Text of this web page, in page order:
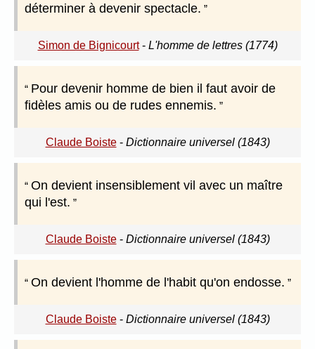
déterminer à devenir spectacle.
Simon de Bignicourt- L'homme de lettres (1774)
Pour devenir homme de bien il faut avoir de
fidèles amis ou de rudes ennemis.
Claude Boiste- Dictionnaire universel (1843)
On devient insensiblement vil avec un maître
qui l'est.
Claude Boiste- Dictionnaire universel (1843)
On devient l'homme de l'habit qu'on endosse.
Claude Boiste- Dictionnaire universel (1843)